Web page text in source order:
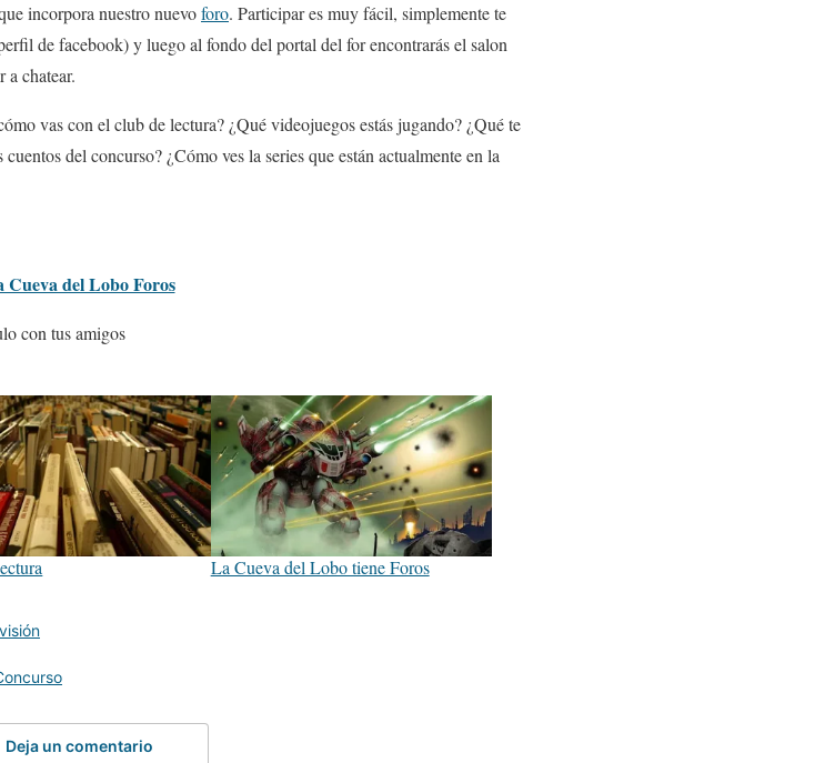
incorpora nuestro nuevoforo. Participar es muy fácil, simplemente te
de facebook) y luego al fondo del portal del for encontrarás el salon
a chatear.
vas con el club de lectura? ¿Qué videojuegos estás jugando? ¿Qué te
del concurso? ¿Cómo ves la series que están actualmente en la
Cueva del Lobo Foros
con tus amigos
La Cueva del Lobo tiene Foros
Deja un comentario